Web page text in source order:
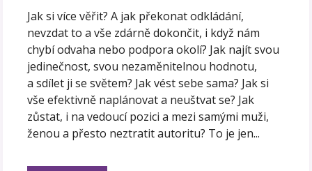
Jak si více věřit? A jak překonat odkládání,
nevzdat to a vše zdárně dokončit, i když nám
chybí odvaha nebo podpora okolí? Jak najít svou
jedinečnost, svou nezaměnitelnou hodnotu,
a sdílet ji se světem? Jak vést sebe sama? Jak si
vše efektivně naplánovat a neuštvat se? Jak
zůstat, i na vedoucí pozici a mezi samými muži,
ženou a přesto neztratit autoritu? To je jen...